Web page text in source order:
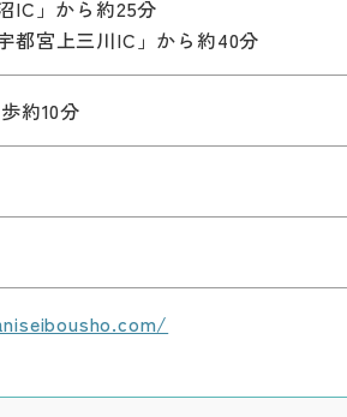
IC」から約25分
都宮上三川IC」から約40分
約10分